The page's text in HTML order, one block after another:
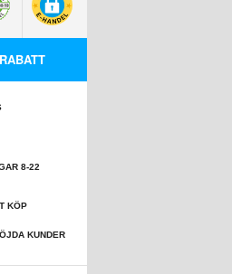
8-22
KÖP
KUNDER